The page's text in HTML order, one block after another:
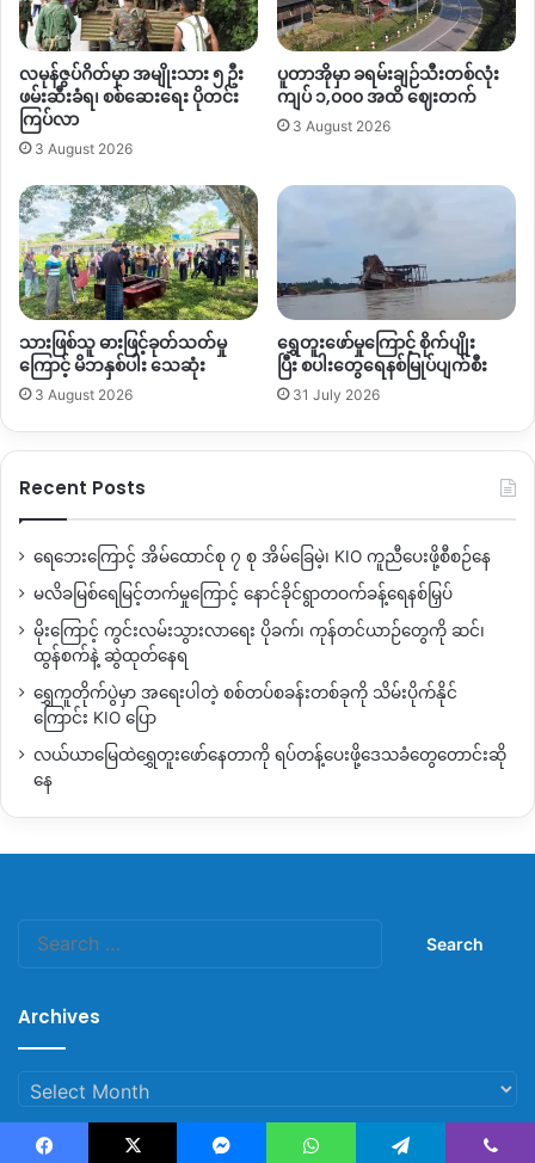
င္းေ
ဆာ
မ်ားႏွ
င့္ေ
တြ႕ဆုံ
လမုန်ဇွပ်ဂိတ်မှာ အမျိုးသား ၅ ဦး
ဖမ်းဆီးခံရ၊ စစ်ဆေးရေး ပိုတင်း
ကြပ်လာ
3 August 2026
ပူတာအိုမှာ ခရမ်းချဉ်သီးတစ်လုံး
ကျပ် ၁,၀၀၀ အထိ ဈေးတက်
3 August 2026
သားဖြစ်သူ ဓားဖြင့်ခုတ်သတ်မှု
ကြောင့် မိဘနှစ်ပါး သေဆုံး
3 August 2026
ရွှေတူးဖော်မှုကြောင့် စိုက်ပျိုး
ပြီး စပါးတွေရေနစ်မြုပ်ပျက်စီး
31 July 2026
Recent Posts
ရေဘေးကြောင့် အိမ်ထောင်စု ၇ စု အိမ်ခြေမဲ့၊ KIO ကူညီပေးဖို့စီစဉ်နေ
မလိခမြစ်ရေမြင့်တက်မှုကြောင့် နောင်ခိုင်ရွာတဝက်ခန့်ရေနစ်မြှပ်
မိုးကြောင့် ကွင်းလမ်းသွားလာရေး ပိုခက်၊ ကုန်တင်ယာဉ်တွေကို ဆင်၊
ထွန်စက်နဲ့ ဆွဲထုတ်နေရ
ရွှေကူတိုက်ပွဲမှာ အရေးပါတဲ့ စစ်တပ်စခန်းတစ်ခုကို သိမ်းပိုက်နိုင်
ကြောင်း KIO ပြော
လယ်ယာမြေထဲရွှေတူးဖော်နေတာကို ရပ်တန့်ပေးဖို့ဒေသခံတွေတောင်းဆို
နေ
Archives
Archives